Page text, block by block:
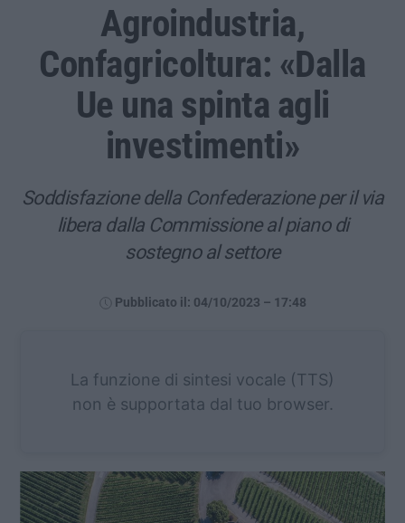
Agroindustria,
Confagricoltura: «Dalla
Ue una spinta agli
investimenti»
Soddisfazione della Confederazione per il via
libera dalla Commissione al piano di
sostegno al settore
Pubblicato il: 04/10/2023 – 17:48
La funzione di sintesi vocale (TTS)
non è supportata dal tuo browser.